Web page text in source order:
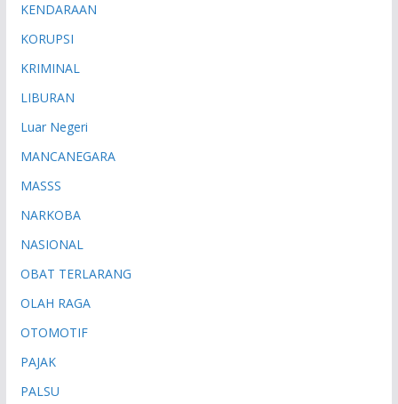
KENDARAAN
KORUPSI
KRIMINAL
LIBURAN
Luar Negeri
MANCANEGARA
MASSS
NARKOBA
NASIONAL
OBAT TERLARANG
OLAH RAGA
OTOMOTIF
PAJAK
PALSU